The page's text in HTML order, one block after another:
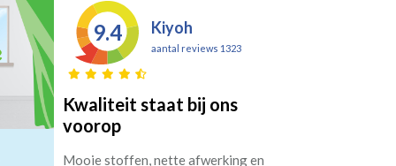
9.4 Kiyoh
aantal reviews 1323
Kwaliteit staat bij ons
voorop
Mooie stoffen, nette afwerking en